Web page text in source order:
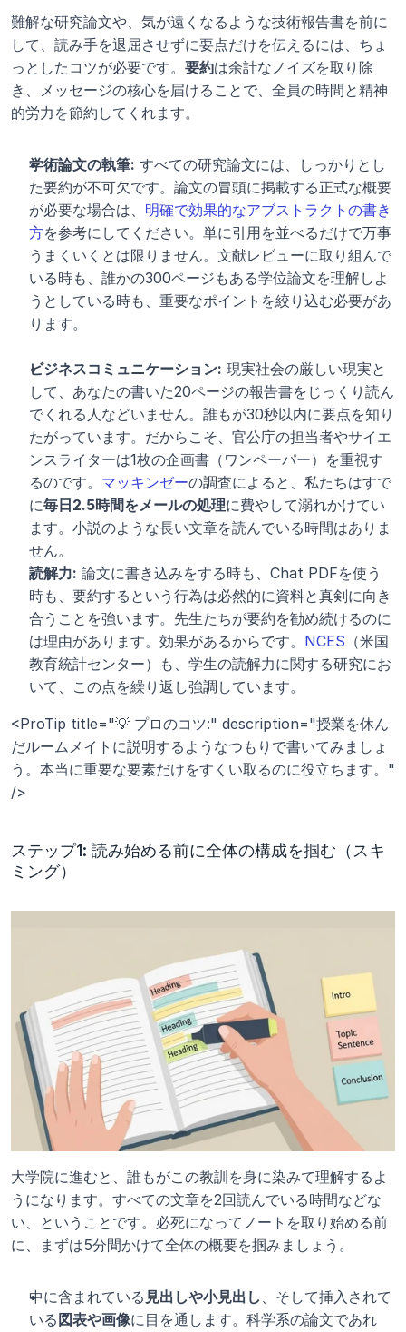
難解な研究論文や、気が遠くなるような技術報告書を前に
して、読み手を退屈させずに要点だけを伝えるには、ちょ
っとしたコツが必要です。 要約は余計なノイズを取り除
き、メッセージの核心を届けることで、全員の時間と精神
的労力を節約してくれます。
学術論文の執筆: すべての研究論文には、しっかりとし
た要約が不可欠です。論文の冒頭に掲載する正式な概要
が必要な場合は、 明確で効果的なアブストラクトの書き
方を参考にしてください。単に引用を並べるだけで万事
うまくいくとは限りません。文献レビューに取り組んで
いる時も、誰かの300ページもある学位論文を理解しよ
うとしている時も、重要なポイントを絞り込む必要があ
ります。
ビジネスコミュニケーション: 現実社会の厳しい現実と
して、あなたの書いた20ページの報告書をじっくり読ん
でくれる人などいません。誰もが30秒以内に要点を知り
たがっています。だからこそ、官公庁の担当者やサイエ
ンスライターは1枚の企画書（ワンペーパー）を重視す
るのです。 マッキンゼーの調査によると、私たちはすで
に毎日2.5時間をメールの処理に費やして溺れかけてい
ます。小説のような長い文章を読んでいる時間はありま
せん。
読解力: 論文に書き込みをする時も、Chat PDFを使う
時も、要約するという行為は必然的に資料と真剣に向き
合うことを強います。先生たちが要約を勧め続けるのに
は理由があります。効果があるからです。 NCES （米国
教育統計センター）も、学生の読解力に関する研究にお
いて、この点を繰り返し強調しています。
<ProTip title="💡 プロのコツ:" description="授業を休ん
だルームメイトに説明するようなつもりで書いてみましょ
う。本当に重要な要素だけをすくい取るのに役立ちます。"
/>
ステップ1: 読み始める前に全体の構成を掴む（スキ
ミング）
大学院に進むと、誰もがこの教訓を身に染みて理解するよ
うになります。すべての文章を2回読んでいる時間などな
い、ということです。必死になってノートを取り始める前
に、まずは5分間かけて全体の概要を掴みましょう。
中に含まれている 見出しや小見出し 、そして挿入されて
いる図表や画像に目を通します。科学系の論文であれ